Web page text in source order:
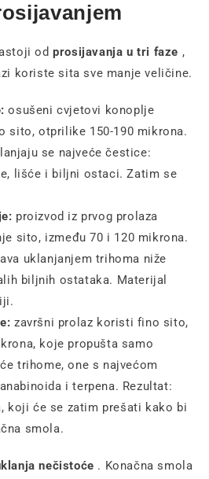
odprosijavanja u tri faze ,
koriste sita sve manje veličine.
osušeni cvjetovi konoplje
sito, otprilike 150-190 mikrona.
se najveće čestice:
lišće i biljni ostaci. Zatim se
proizvod iz prvog prolaza
sito, između 70 i 120 mikrona.
uklanjanjem trihoma niže
biljnih ostataka. Materijal
završni prolaz koristi fino sito,
koje propušta samo
trihome, one s najvećom
i terpena. Rezultat:
koji će se zatim prešati kako bi
smola.
nečistoće . Konačna smola